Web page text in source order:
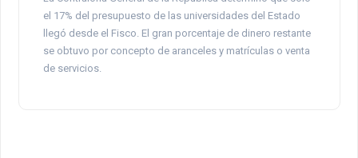
el 17% del presupuesto de las universidades del Estado
llegó desde el Fisco. El gran porcentaje de dinero restante
se obtuvo por concepto de aranceles y matrículas o venta
de servicios.